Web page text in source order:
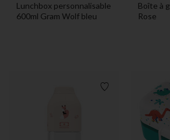
Lunchbox personnalisable
600ml Gram Wolf bleu
Boîte à
Rose
Liste de souhaits